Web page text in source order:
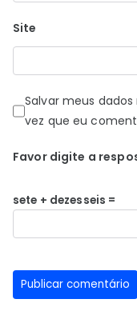
Site
Salvar meus
vez que eu
Favor digite a
sete + dezesseis =